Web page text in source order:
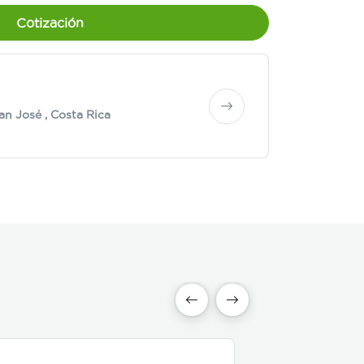
Cotización
José, Costa Rica